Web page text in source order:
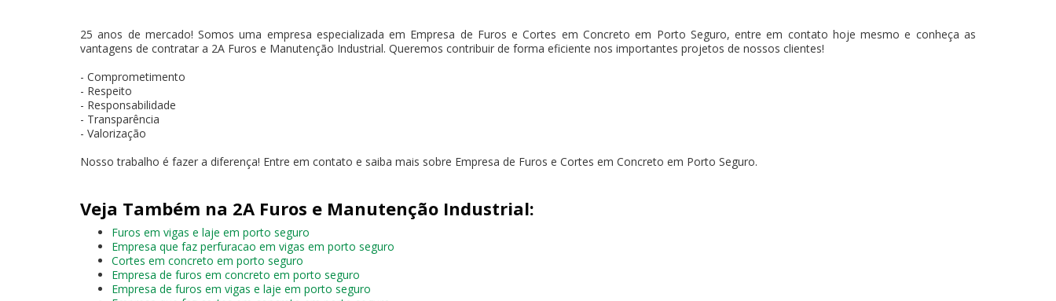
25 anos de mercado! Somos uma empresa especializada em Empresa de Furos e Cortes em Concreto em Porto Seguro, entre em contato hoje mesmo e conheça as
vantagens de contratar a 2A Furos e Manutenção Industrial. Queremos contribuir de forma eficiente nos importantes projetos de nossos clientes!
- Comprometimento
- Respeito
- Responsabilidade
- Transparência
- Valorização
Nosso trabalho é fazer a diferença! Entre em contato e saiba mais sobre Empresa de Furos e Cortes em Concreto em Porto Seguro.
Veja Também na 2A Furos e Manutenção Industrial:
Furos em vigas e laje em porto seguro
Empresa que faz perfuracao em vigas em porto seguro
Cortes em concreto em porto seguro
Empresa de furos em concreto em porto seguro
Empresa de furos em vigas e laje em porto seguro